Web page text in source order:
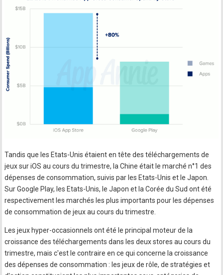
Tandis que les Etats-Unis étaient en tête des téléchargements de
jeux sur iOS au cours du trimestre, la Chine était le marché n°1 des
dépenses de consommation, suivis par les Etats-Unis et le Japon.
Sur Google Play, les Etats-Unis, le Japon et la Corée du Sud ont été
respectivement les marchés les plus importants pour les dépenses
de consommation de jeux au cours du trimestre.
Les jeux hyper-occasionnels ont été le principal moteur de la
croissance des téléchargements dans les deux stores au cours du
trimestre, mais c'est le contraire en ce qui concerne la croissance
des dépenses de consommation : les jeux de rôle, de stratégies et